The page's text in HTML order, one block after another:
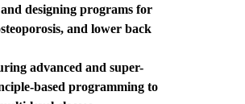
designing programs for
and lower back
advanced and super-
based programming to